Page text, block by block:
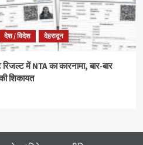
देश / विदेश देहरादून
में NTA का कारनामा, बार-बार
शिकायत